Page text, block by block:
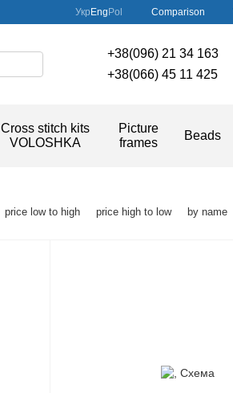
Укр Eng Pol Comparison
+38(096) 21 34 163
+38(066) 45 11 425
Cross stitch kits
VOLOSHKA
Picture
frames
Beads
price low to high price high to low by name